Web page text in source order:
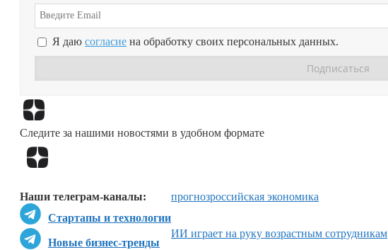
Я даю согласие на обработку своих персональных данных.
Следите за нашими новостями в удобном формате
Наши телеграм-каналы:
Стартапы и технологии
Новые бизнес-тренды
прогнозроссийская экономика
ИИ играет на руку возрастным сотрудникам